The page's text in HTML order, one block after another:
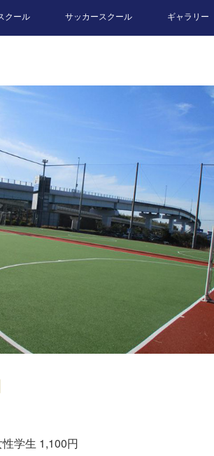
クール サッカースクール ギャラリー
性学生 1,100円